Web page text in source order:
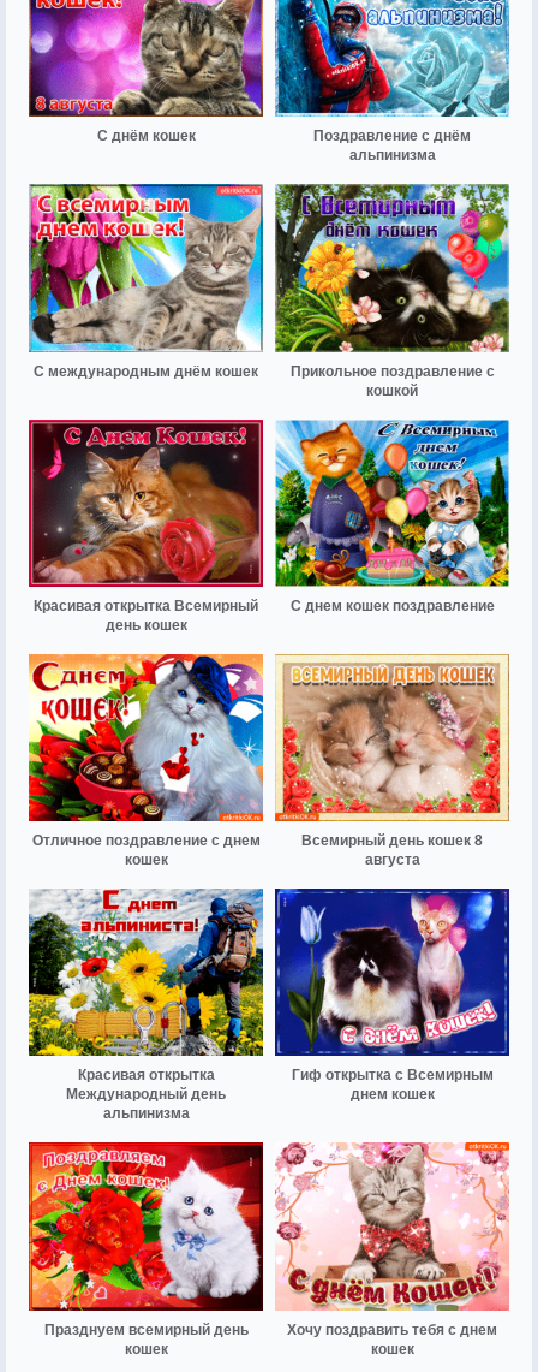
С днём кошек
Поздравление с днём
альпинизма
С международным днём кошек
Прикольное поздравление с
кошкой
Красивая открытка Всемирный
день кошек
С днем кошек поздравление
Отличное поздравление с днем
кошек
Всемирный день кошек 8
августа
Красивая открытка
Международный день
альпинизма
Гиф открытка с Всемирным
днем кошек
Празднуем всемирный день
кошек
Хочу поздравить тебя с днем
кошек